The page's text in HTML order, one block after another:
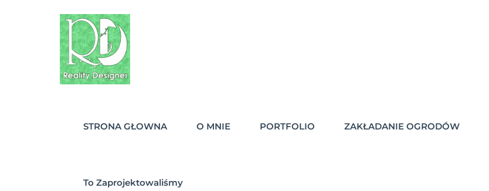
STRONA GŁOWNA O MNIE PORTFOLIO ZAKŁADANIE OGRODÓW
To Zaprojektowaliśmy